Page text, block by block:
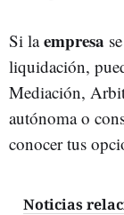
Si laempresa
liquidación,
Mediación,
autónoma o
conocer tus
Noticias